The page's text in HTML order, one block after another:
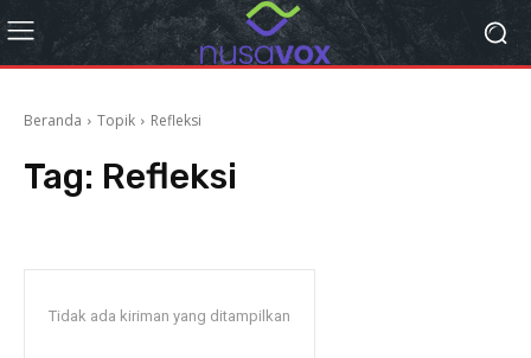
Beranda Topik Refleksi
Tag: Refleksi
Tidak ada kiriman yang ditampilkan